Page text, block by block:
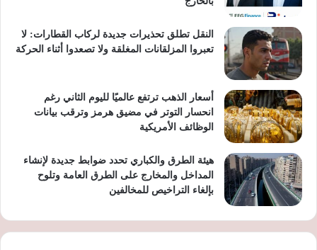
النقل تطلق تحذيرات جديدة لركاب القطارات: لا
تعبروا المزلقانات المغلقة ولا تصعدوا أثناء الحركة
أسعار الذهب ترتفع عالميًا لليوم الثاني رغم
انحسار التوتر في مضيق هرمز وترقب بيانات
الوظائف الأمريكية
هيئة الطرق والكباري تحدد ضوابط جديدة لإنشاء
المداخل والمخارج على الطرق العامة وتلوح
بإلغاء التراخيص للمخالفين